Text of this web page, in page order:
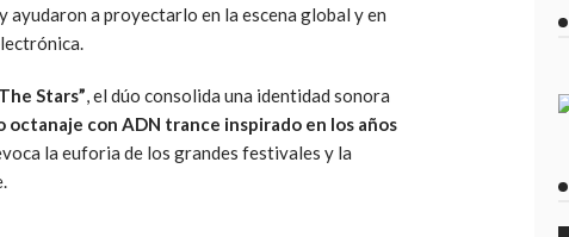
ayudaron a proyectarlo en la escena global y en
Stars”, el dúo consolida una identidad sonora
octanaje con ADN trance inspirado en los años
la euforia de los grandes festivales y la